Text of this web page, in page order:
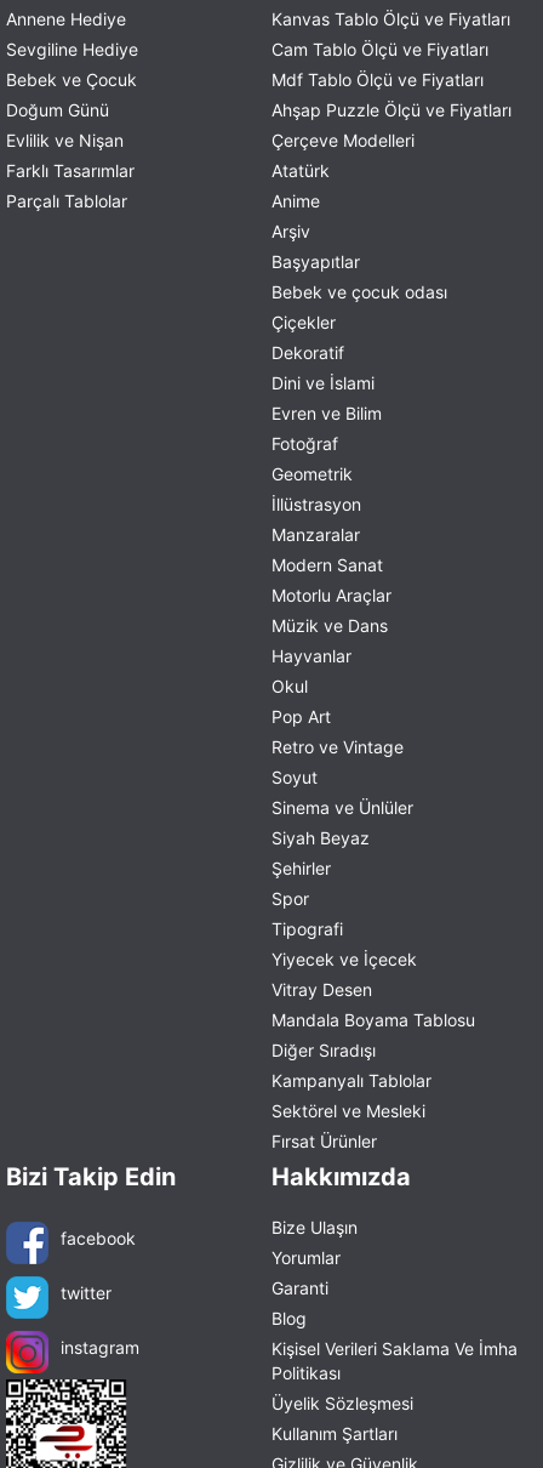
Annene Hediye
Sevgiline Hediye
Bebek ve Çocuk
Doğum Günü
Evlilik ve Nişan
Farklı Tasarımlar
Parçalı Tablolar
Kanvas Tablo Ölçü ve Fiyatları
Cam Tablo Ölçü ve Fiyatları
Mdf Tablo Ölçü ve Fiyatları
Ahşap Puzzle Ölçü ve Fiyatları
Çerçeve Modelleri
Atatürk
Anime
Arşiv
Başyapıtlar
Bebek ve çocuk odası
Çiçekler
Dekoratif
Dini ve İslami
Evren ve Bilim
Fotoğraf
Geometrik
İllüstrasyon
Manzaralar
Modern Sanat
Motorlu Araçlar
Müzik ve Dans
Hayvanlar
Okul
Pop Art
Retro ve Vintage
Soyut
Sinema ve Ünlüler
Siyah Beyaz
Şehirler
Spor
Tipografi
Yiyecek ve İçecek
Vitray Desen
Mandala Boyama Tablosu
Diğer Sıradışı
Kampanyalı Tablolar
Sektörel ve Mesleki
Fırsat Ürünler
Bizi Takip Edin
facebook
twitter
instagram
Hakkımızda
Bize Ulaşın
Yorumlar
Garanti
Blog
Kişisel Verileri Saklama Ve İmha
Politikası
Üyelik Sözleşmesi
Kullanım Şartları
Gizlilik ve Güvenlik